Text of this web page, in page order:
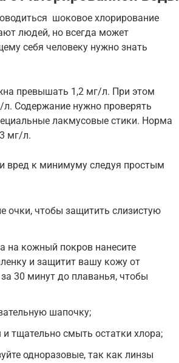
шоковое хлорирование
людей, но всегда может
себя человеку нужно знать
превышать 1,2 мг/л. При этом
Содержание нужно проверять
лакмусовые стики. Норма
мг/л.
вред к минимуму следуя простым
очки, чтобы защитить слизистую
на кожный покров нанесите
и защитит вашу кожу от
30 минут до плаванья, чтобы
шапочку;
тщательно смыть остатки хлора;
одноразовые, так как линзы